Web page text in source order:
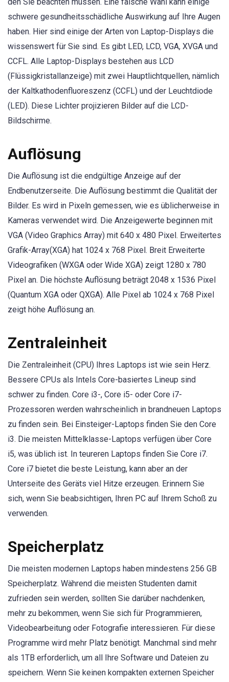
schwere gesundheitsschädliche Auswirkung auf Ihre Augen
haben. Hier sind einige der Arten von Laptop-Displays die
wissenswert für Sie sind. Es gibt LED, LCD, VGA, XVGA und
CCFL. Alle Laptop-Displays bestehen aus LCD
(Flüssigkristallanzeige) mit zwei Hauptlichtquellen, nämlich
der Kaltkathodenfluoreszenz (CCFL) und der Leuchtdiode
(LED). Diese Lichter projizieren Bilder auf die LCD-
Bildschirme.
Auflösung
Die Auflösung ist die endgültige Anzeige auf der
Endbenutzerseite. Die Auflösung bestimmt die Qualität der
Bilder. Es wird in Pixeln gemessen, wie es üblicherweise in
Kameras verwendet wird. Die Anzeigewerte beginnen mit
VGA (Video Graphics Array) mit 640 x 480 Pixel. Erweitertes
Grafik-Array(XGA) hat 1024 x 768 Pixel. Breit Erweiterte
Videografiken (WXGA oder Wide XGA) zeigt 1280 x 780
Pixel an. Die höchste Auflösung beträgt 2048 x 1536 Pixel
(Quantum XGA oder QXGA). Alle Pixel ab 1024 x 768 Pixel
zeigt höhe Auflösung an.
Zentraleinheit
Die Zentraleinheit (CPU) Ihres Laptops ist wie sein Herz.
Bessere CPUs als Intels Core-basiertes Lineup sind
schwer zu finden. Core i3-, Core i5- oder Core i7-
Prozessoren werden wahrscheinlich in brandneuen Laptops
zu finden sein. Bei Einsteiger-Laptops finden Sie den Core
i3. Die meisten Mittelklasse-Laptops verfügen über Core
i5, was üblich ist. In teureren Laptops finden Sie Core i7.
Core i7 bietet die beste Leistung, kann aber an der
Unterseite des Geräts viel Hitze erzeugen. Erinnern Sie
sich, wenn Sie beabsichtigen, Ihren PC auf Ihrem Schoß zu
verwenden.
Speicherplatz
Die meisten modernen Laptops haben mindestens 256 GB
Speicherplatz. Während die meisten Studenten damit
zufrieden sein werden, sollten Sie darüber nachdenken,
mehr zu bekommen, wenn Sie sich für Programmieren,
Videobearbeitung oder Fotografie interessieren. Für diese
Programme wird mehr Platz benötigt. Manchmal sind mehr
als 1TB erforderlich, um all Ihre Software und Dateien zu
speichern. Wenn Sie keinen kompakten externen Speicher